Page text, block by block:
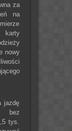
za
na
karty
nowy
jazdę
bez
tys.